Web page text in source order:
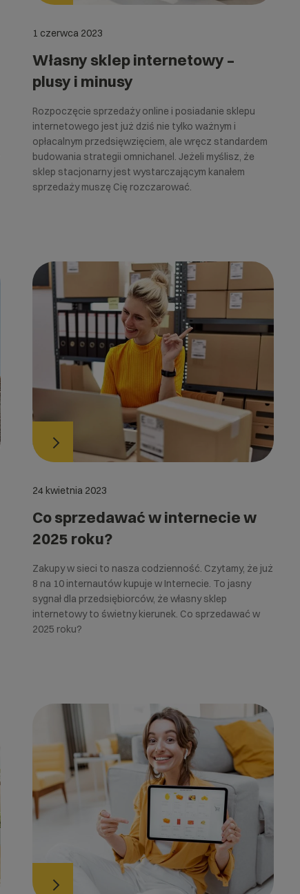
1 czerwca 2023
Własny sklep internetowy –
plusy i minusy
Rozpoczęcie sprzedaży online i posiadanie sklepu
internetowego jest już dziś nie tylko ważnym i
opłacalnym przedsięwzięciem, ale wręcz standardem
budowania strategii omnichanel. Jeżeli myślisz, że
sklep stacjonarny jest wystarczającym kanałem
sprzedaży muszę Cię rozczarować.
24 kwietnia 2023
Co sprzedawać w internecie w
2025 roku?
Zakupy w sieci to nasza codzienność. Czytamy, że już
8 na 10 internautów kupuje w Internecie. To jasny
sygnał dla przedsiębiorców, że własny sklep
internetowy to świetny kierunek. Co sprzedawać w
2025 roku?